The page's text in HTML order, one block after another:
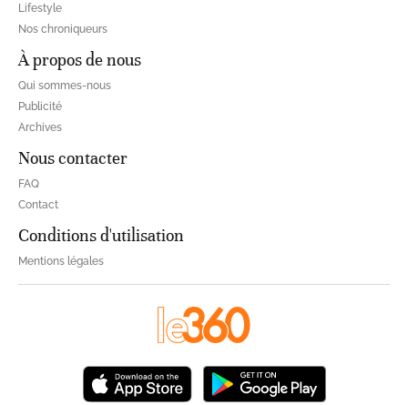
Lifestyle
Nos chroniqueurs
À propos de nous
Qui sommes-nous
Publicité
Archives
Nous contacter
FAQ
Contact
Conditions d'utilisation
Mentions légales